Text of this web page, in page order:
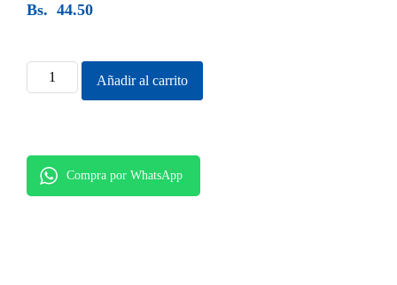
Bs. 44.50
Añadir al carrito
Compra por WhatsApp